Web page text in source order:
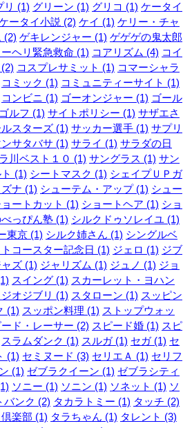
リ (1) グリーン (1) グリコ (1) ケータイ
ータイ小説 (2) ケイ (1) ケリー・チャ
(2) ゲキレンジャー (1) ゲゲゲの鬼太郎
ヘリ緊急救命 (1) コアリズム (4) コイ
コスプレサミット (1) コマーシャラ
コミック (1) コミュニティーサイト (1)
コンビニ (1) ゴーオンジャー (1) ゴール
ゴルフ (1) サイトポリシー (1) サザエさ
スターズ (1) サッカー選手 (1) サプリ
サタバサ (1) サライ (1) サラダの日
川ベスト１０ (1) サングラス (1) サン
(1) シートマスク (1) シェイプＵＰガ
ナ (1) シューテム・アップ (1) シュー
ートカット (1) ショートヘア (1) ショ
っぴん塾 (1) シルクドゥソレイユ (1)
東京 (1) シルク姉さん (1) シングルベ
コースター記念日 (1) ジェロ (1) ジブ
ズ (1) ジャリズム (1) ジュノ (1) ジョ
スイング (1) スカーレット・ヨハン
ジオジブリ (1) スタローン (1) スッピン
(1) スッポン料理 (1) ストップウォッ
ード・レーサー (2) スピード婚 (1) スピ
スラムダンク (1) スルガ (1) セガ (1) セ
(1) セミヌード (3) セリエＡ (1) セリフ
(1) ゼブラクイーン (1) ゼブラシティ
ソニー (1) ソニン (1) ソネット (1) ソ
バンク (2) タカラトミー (1) タッチ (2)
楽部 (1) タラちゃん (1) タレント (3)